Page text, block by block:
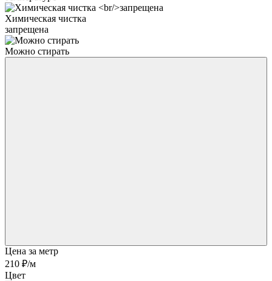
Химическая чистка
запрещена
Можно стирать
Цена за метр
210 ₽/м
Цвет